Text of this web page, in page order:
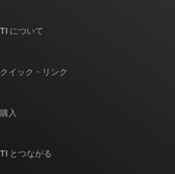
TI について
クイック・リンク
クロスリファレンス検索
購入
TI とつながる